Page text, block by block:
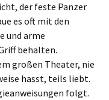
der feste Panzer
es oft mit den
und arme
behalten.
großen Theater, nie
hasst, teils liebt.
folgt.